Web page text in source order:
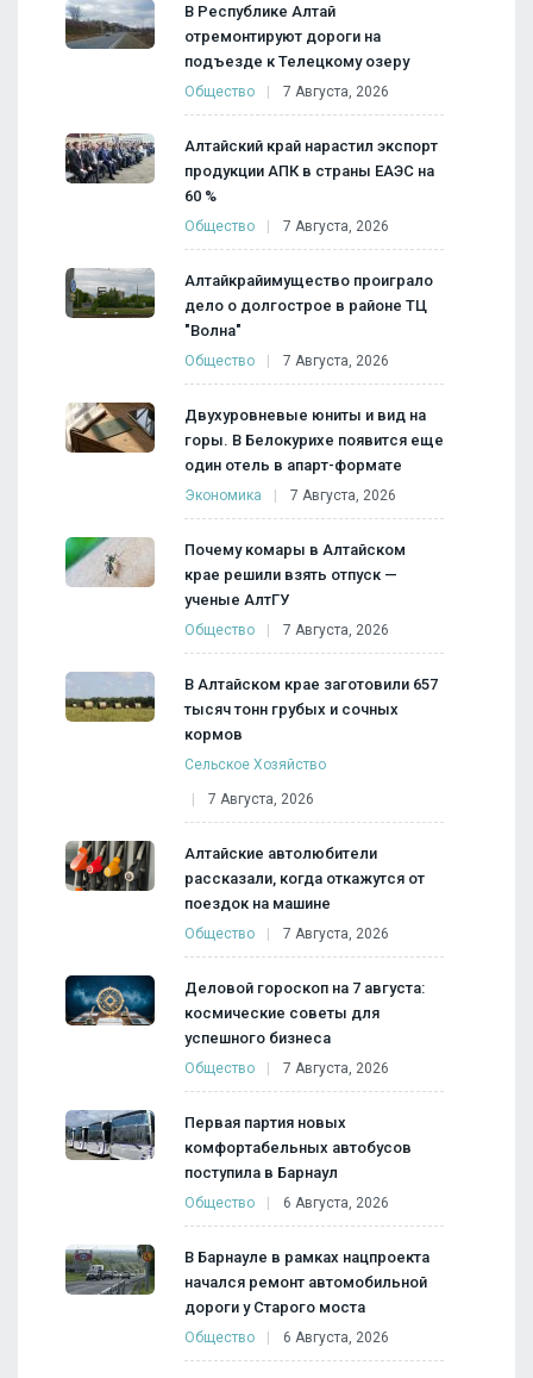
В Республике Алтай
отремонтируют дороги на
подъезде к Телецкому озеру
Общество 7 Августа, 2026
Алтайский край нарастил экспорт
продукции АПК в страны ЕАЭС на
60 %
Общество 7 Августа, 2026
Алтайкрайимущество проиграло
дело о долгострое в районе ТЦ
"Волна"
Общество 7 Августа, 2026
Двухуровневые юниты и вид на
горы. В Белокурихе появится еще
один отель в апарт-формате
Экономика 7 Августа, 2026
Почему комары в Алтайском
крае решили взять отпуск —
ученые АлтГУ
Общество 7 Августа, 2026
В Алтайском крае заготовили 657
тысяч тонн грубых и сочных
кормов
Сельское Хозяйство
7 Августа, 2026
Алтайские автолюбители
рассказали, когда откажутся от
поездок на машине
Общество 7 Августа, 2026
Деловой гороскоп на 7 августа:
космические советы для
успешного бизнеса
Общество 7 Августа, 2026
Первая партия новых
комфортабельных автобусов
поступила в Барнаул
Общество 6 Августа, 2026
В Барнауле в рамках нацпроекта
начался ремонт автомобильной
дороги у Старого моста
Общество 6 Августа, 2026